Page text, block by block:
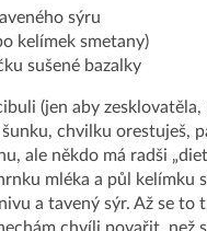
sýru
kelímek smetany)
sušené bazalky
(jen aby
chvilku orestuješ,
ale někdo má radši
mléka a půl kelímku
a tavený sýr. Až se to
chvíli povařit, než